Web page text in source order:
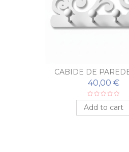
CABIDE DE
40,00 €
Add to cart